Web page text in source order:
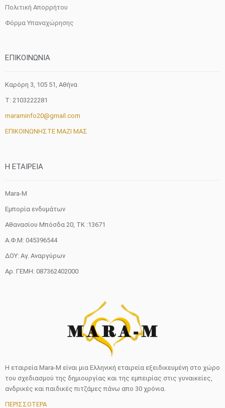
Πολιτική Απορρήτου
Φόρμα Υπαναχώρησης
ΕΠΙΚΟΙΝΩΝΙΑ
Καρόρη 3, 105 51, Aθήνα
T: 2103222281
maraminfo20@gmail.com
ΕΠΙΚΟΙΝΩΝΗΣΤΕ ΜΑΖΙ ΜΑΣ
H ETAIΡΕΙΑ
Mara-M
Εμπορία ενδυμάτων
Αθανασίου Μπόσδα 20, ΤΚ :13671
Α.Φ.Μ: 045396544
ΔΟΥ: Αγ. Αναργύρων
Αρ. ΓΕΜΗ: 087362402000
Η εταιρεία Mara-M είναι μια Ελληνική εταιρεία εξειδικευμένη στο χώρο
του σχεδιασμού της δημιουργίας και της εμπειρίας στις γυναικείες,
ανδρικές και παιδικές πιτζάμες πάνω απο 30 χρόνια.
ΠΕΡΙΣΣΟΤΕΡΑ